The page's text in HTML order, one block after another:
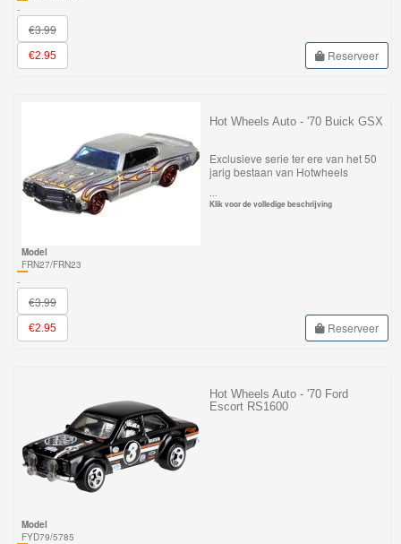
Majorette
autos
GraviTrax
Little
Dutch
Super
Mario
Disney
Aanbiedingen
Märklin
H0
-
€3.99
€2.95 Reserveer
Hot Wheels Auto - '70 Buick GSX
Exclusieve serie ter ere van het 50
jarig bestaan van Hotwheels
...
Klik voor de volledige beschrijving
Model
FRN27/FRN23
-
€3.99
€2.95 Reserveer
Hot Wheels Auto - '70 Ford
Escort RS1600
Model
FYD79/5785